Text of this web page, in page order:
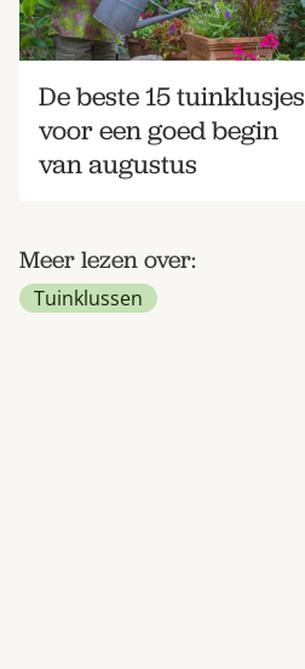
De beste 15 tuinklusjes
voor een goed begin
van augustus
Meer lezen over:
Tuinklussen